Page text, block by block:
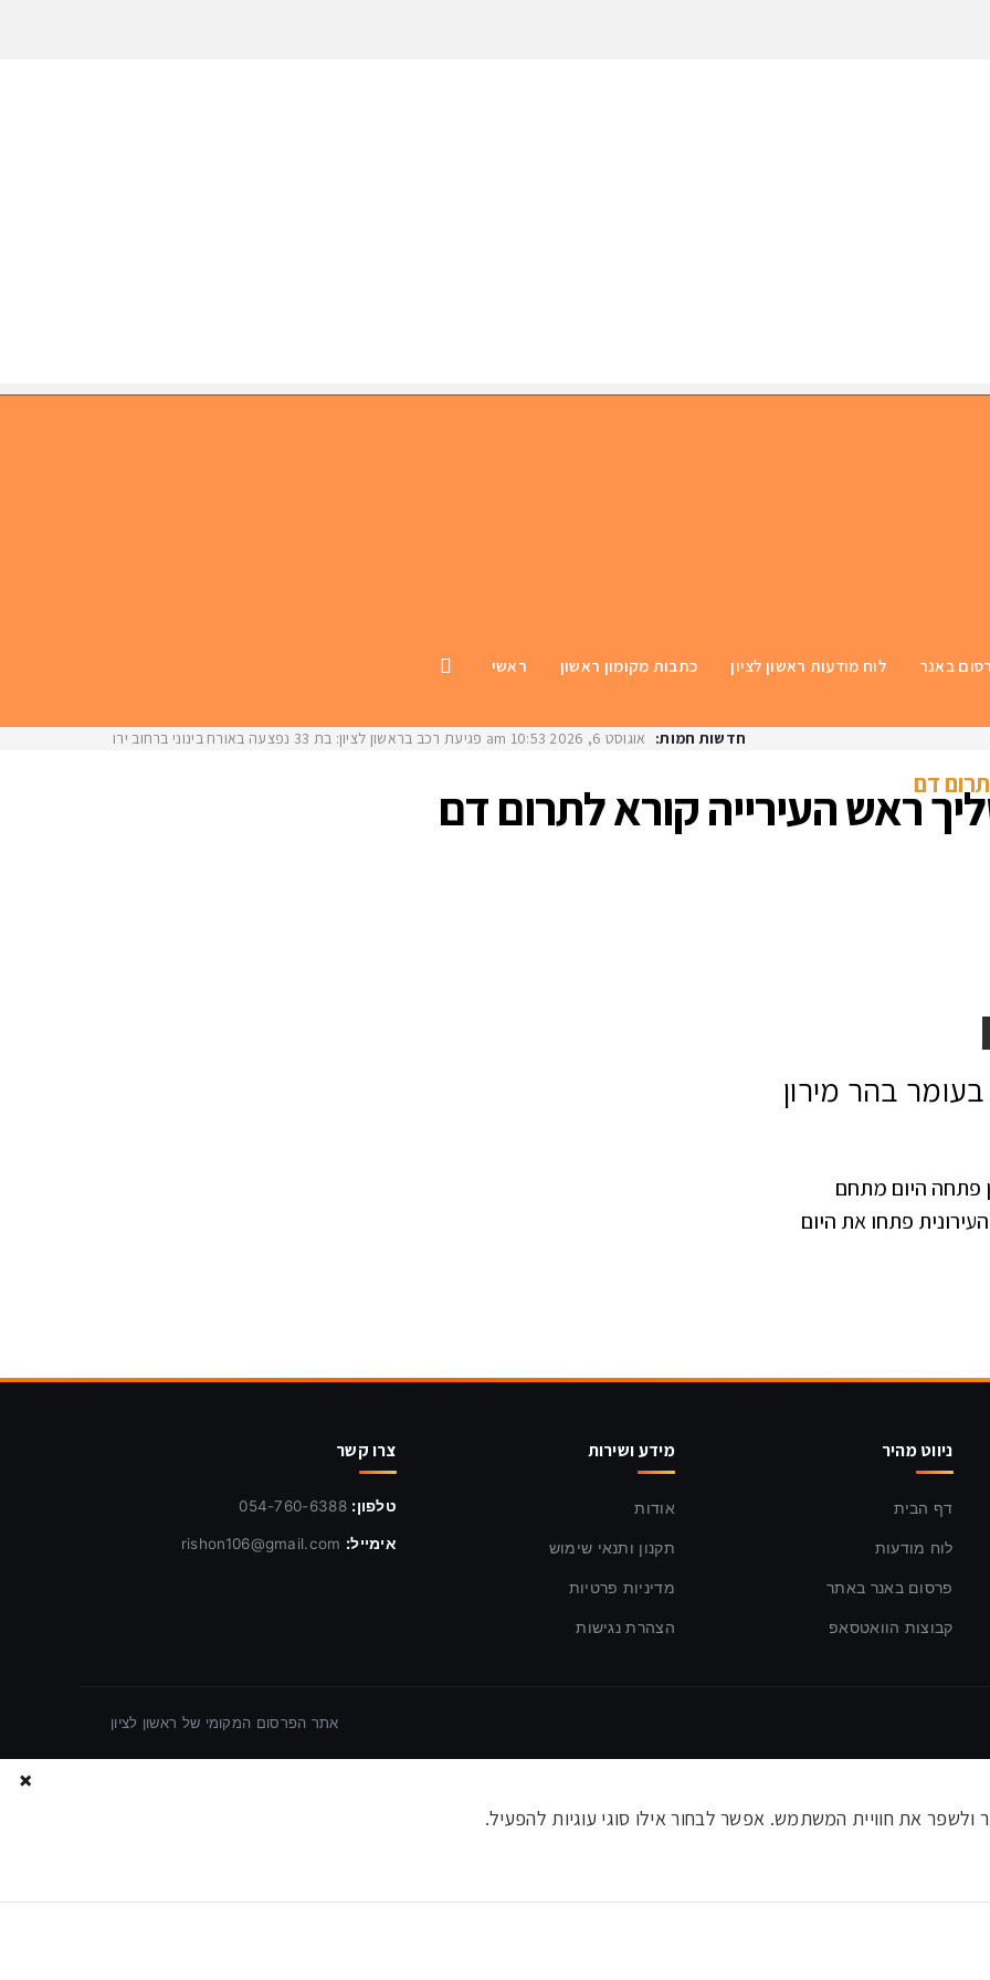
ראשי כתבות מקומון ראשון לוח מודעות ראשון לציון באנר
חדשות חמות: אוגוסט 6, 2026 10:53 am פגיעת רכב בראשון לציון: בת 33 נפצעה באורח בינוני ברחוב ירושלים
דםראש העירייה קורא לתרום דם
בהר מירון
פתחה היום מתחם
פתחו את היום
ניווט מהיר
דף הבית
לוח מודעות
פרסום באנר באתר
קבוצות הוואטסאפ
מידע ושירות
אודות
תקנון ותנאי שימוש
מדיניות פרטיות
הצהרת נגישות
צרו קשר
טלפון: 054-760-6388
אימייל: rishon106@gmail.com
אתר הפרסום המקומי של ראשון לציון
×
את חוויית המשתמש. אפשר לבחור אילו סוגי עוגיות להפעיל.